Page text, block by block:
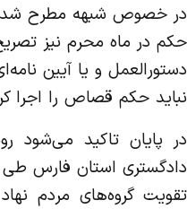
در خصوص شبهه مطرح
حکم در ماه محرم نیز
دستورالعمل و یا آیین
نباید حکم قصاص را اجرا
در پایان تاکید می‌شود
دادگستری استان فارس
تقویت گروه‌های مردم